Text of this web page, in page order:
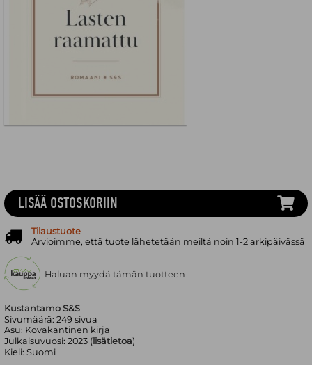
Kustantamo S&S
Sivumäärä:249 sivua
Asu: Kovakantinen kirja
Julkaisuvuosi:2023 ( lisätietoa)
Kieli:Suomi
LISÄÄ OSTOSKORIIN
Tilaustuote
Arvioimme, että tuote lähetetään meiltä noin 1-2 arkipäivässä
Haluan myydä tämän tuotteen